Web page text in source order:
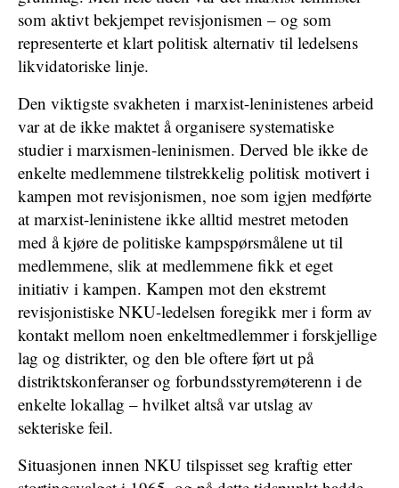
som aktivt bekjempet revisjonismen – og som
representerte et klart politisk alternativ til ledelsens
likvidatoriske linje.
Den viktigste svakheten i marxist-leninistenes arbeid
var at de ikke maktet å organisere systematiske
studier i marxismen-leninismen. Derved ble ikke de
enkelte medlemmene tilstrekkelig politisk motivert i
kampen mot revisjonismen, noe som igjen medførte
at marxist-leninistene ikke alltid mestret metoden
med å kjøre de politiske kampspørsmålene ut til
medlemmene, slik at medlemmene fikk et eget
initiativ i kampen. Kampen mot den ekstremt
revisjonistiske NKU-ledelsen foregikk mer i form av
kontakt mellom noen enkeltmedlemmer i forskjellige
lag og distrikter, og den ble oftere ført ut på
distriktskonferanser og forbundsstyremøterenn i de
enkelte lokallag – hvilket altså var utslag av
sekteriske feil.
Situasjonen innen NKU tilspisset seg kraftig etter